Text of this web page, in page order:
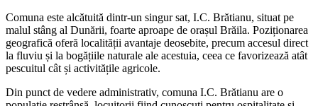
Comuna este alcătuită dintr-un singur sat, I.C. Brătianu, situat pe
malul stâng al Dunării, foarte aproape de orașul Brăila. Poziționarea
geografică oferă localității avantaje deosebite, precum accesul direct
la fluviu și la bogățiile naturale ale acestuia, ceea ce favorizează atât
pescuitul cât și activitățile agricole.
Din punct de vedere administrativ, comuna I.C. Brătianu are o